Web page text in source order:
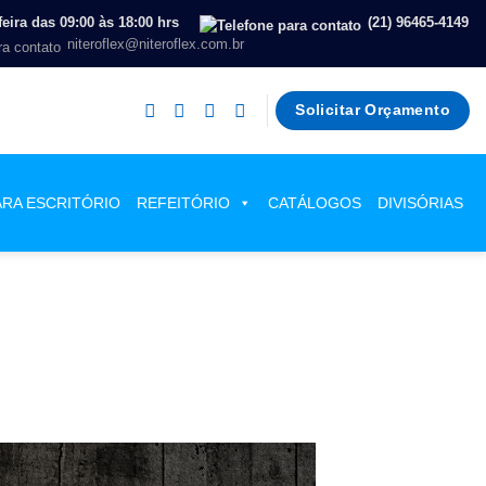
das 09:00 às 18:00 hrs
(21) 96465-4149
niteroflex@niteroflex.com.br
Solicitar Orçamento
ESCRITÓRIO REFEITÓRIO CATÁLOGOS DIVISÓRIAS